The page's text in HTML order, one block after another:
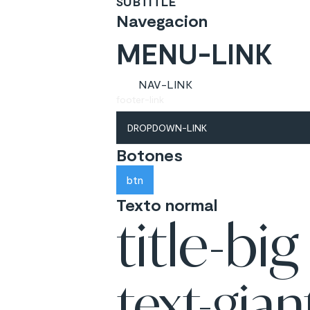
Navegacion
MENU-LINK
NAV-LINK
DROPDOWN-LINK
Botones
btn
Texto normal
title-big